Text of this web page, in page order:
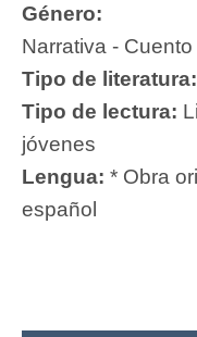
Género:
Narrativa -
Tipo de literatura:
Tipo de lectura:
jóvenes
Lengua: * Obra
español